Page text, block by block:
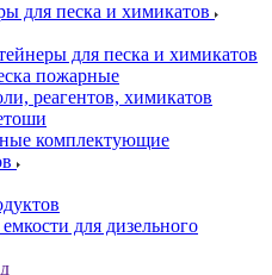
для песка и химикатов
для песка и химикатов
пожарные
реагентов, химикатов
комплектующие
для дизельного